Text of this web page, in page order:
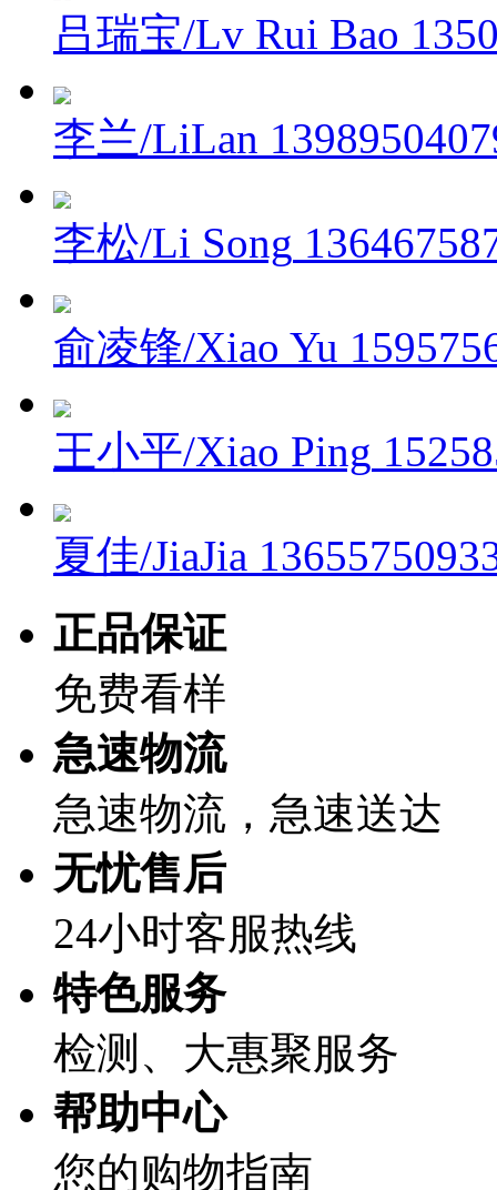
吕瑞宝/Lv Rui Bao
李兰/LiLan
李松/Li Song
俞凌锋/Xiao Yu
王小平/Xiao Ping
夏佳/JiaJia
正品保证
免费看样
急速物流
急速物流，急速送达
无忧售后
24小时客服热线
特色服务
检测、大惠聚服务
帮助中心
您的购物指南